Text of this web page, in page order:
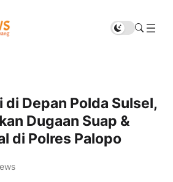
di Depan Polda Sulsel,
Dugaan Suap &
di Polres Palopo